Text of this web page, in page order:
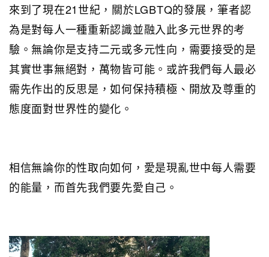
來到了現在21世紀，關於LGBTQ的發展，筆者認
為是對每人一種重新認識並融入此多元世界的考
驗。無論你是支持二元或多元性向，需要接受的是
其實世事無絕對，萬物皆可能。或許我們每人最必
需先作出的反思是，如何保持積極、開放及尊重的
態度面對世界性的變化。
相信無論你的性取向如何，愛是現亂世中每人需要
的能量，而首先我們要先愛自己。